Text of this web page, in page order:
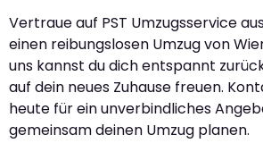
Vertraue auf PST Umzugsservice
einen reibungslosen Umzug von
uns kannst du dich entspannt
auf dein neues Zuhause freuen.
heute für ein unverbindliches
gemeinsam deinen Umzug planen.